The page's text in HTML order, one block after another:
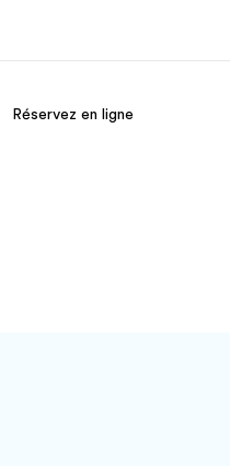
Réservez en ligne